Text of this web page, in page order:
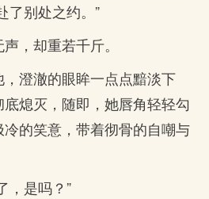
了别处之约。”
，却重若千斤。
澄澈的眼眸一点点黯淡下
熄灭，随即，她唇角轻轻勾
的笑意，带着彻骨的自嘲与
，是吗？”